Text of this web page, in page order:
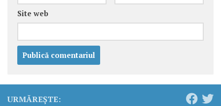
Site web
URMĂREȘTE: